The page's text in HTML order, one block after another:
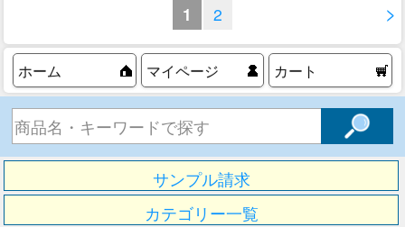
>
1 2
ホーム マイページ カート
サンプル請求
カテゴリー一覧